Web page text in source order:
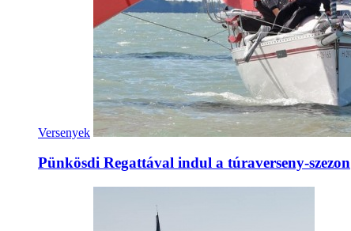
Versenyek
Pünkösdi Regattával indul a túraverseny-szezon